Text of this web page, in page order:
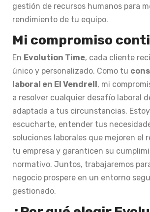
gestión de recursos humanos para
rendimiento de tu equipo.
Mi compromiso
En Evolution Time, cada cliente
único y personalizado. Como tu
laboral en El Vendrell, mi
a resolver cualquier desafío laboral
adaptada a tus circunstancias.
escucharte, entender tus
soluciones laborales que mejoren el
tu empresa y garanticen su
normativo. Juntos, trabajaremos
negocio prospere en un entorno
gestionado.